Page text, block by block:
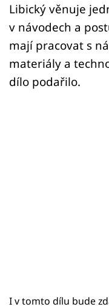
Libický věnuje
v návodech a
mají pracovat s
materiály a
dílo podařilo.
I v tomto dílu bude